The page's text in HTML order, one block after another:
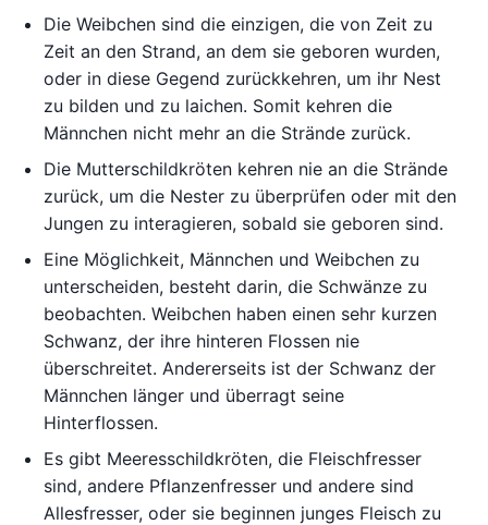
Die Weibchen sind die einzigen, die von Zeit zu
Zeit an den Strand, an dem sie geboren wurden,
oder in diese Gegend zurückkehren, um ihr Nest
zu bilden und zu laichen. Somit kehren die
Männchen nicht mehr an die Strände zurück.
Die Mutterschildkröten kehren nie an die Strände
zurück, um die Nester zu überprüfen oder mit den
Jungen zu interagieren, sobald sie geboren sind.
Eine Möglichkeit, Männchen und Weibchen zu
unterscheiden, besteht darin, die Schwänze zu
beobachten. Weibchen haben einen sehr kurzen
Schwanz, der ihre hinteren Flossen nie
überschreitet. Andererseits ist der Schwanz der
Männchen länger und überragt seine
Hinterflossen.
Es gibt Meeresschildkröten, die Fleischfresser
sind, andere Pflanzenfresser und andere sind
Allesfresser, oder sie beginnen junges Fleisch zu